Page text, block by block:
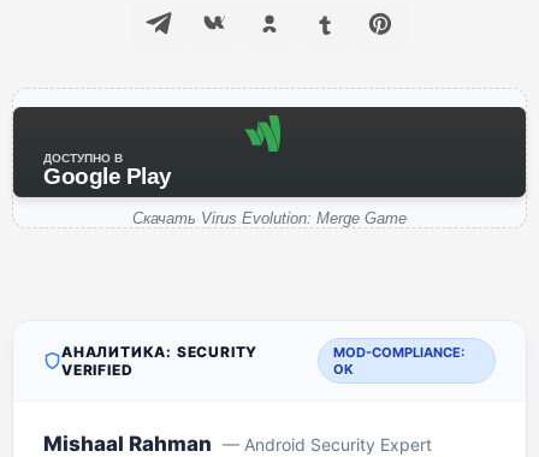
ДОСТУПНО В
Google Play
Скачать Virus Evolution: Merge Game
АНАЛИТИКА: SECURITY
VERIFIED
MOD-COMPLIANCE:
OK
Mishaal Rahman — Android Security Expert